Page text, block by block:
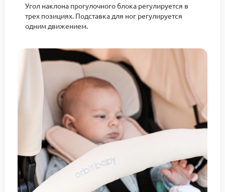
Угол наклона прогулочного блока регулируется в
трех позициях. Подставка для ног регулируется
одним движением.